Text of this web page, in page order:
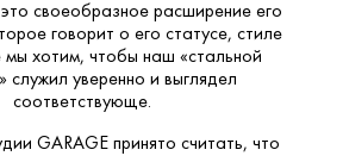
своеобразное расширение его
говорит о его статусе, стиле
мы хотим, чтобы наш «стальной
служил уверенно и выглядел
соответствующе.
GARAGE принято считать, что